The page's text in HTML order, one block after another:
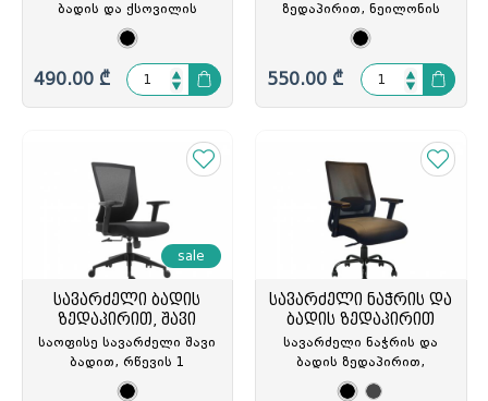
ბადის და ქსოვილის
ზედაპირით, 4 ჩაკეტვა, 2D
თავის, წელის და
სახელურის ბალიშით,
ალუმინის ბაზა(D66სმ),
ZG-B12(Black), ZG-214051
490.00 ₾
ზედაპირით, ნეილონის
ბაზით(D70სმ), წონის
რეგულირებით, რწევის
რეჟიმით, მეტალის
სახელურით,
სტანდარტული
შავი, FY-1834/Black, FY-
349002
550.00 ₾
sale
სავარძელი ბადის
ზედაპირით, შავი
საოფისე სავარძელი შავი
ბადით, რწევის 1
ჩაკეტვით, 2D სახელურით,
სავარძელი ნაჭრის და
ბადის ზედაპირით
სავარძელი ნაჭრის და
ბადის ზედაპირით,
ქრომირებული მეტალით